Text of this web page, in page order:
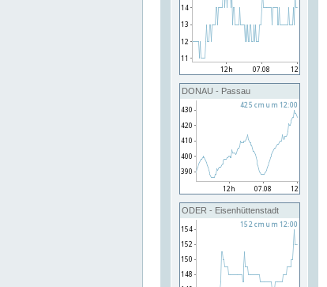
DONAU - Passau
ODER - Eisenhüttenstadt